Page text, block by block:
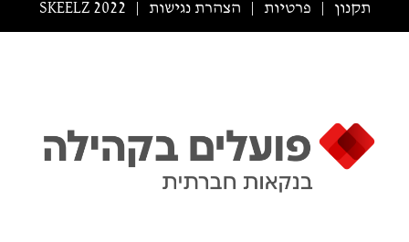
תקנון פרטיות הצהרת נגישות SKEELZ 2022